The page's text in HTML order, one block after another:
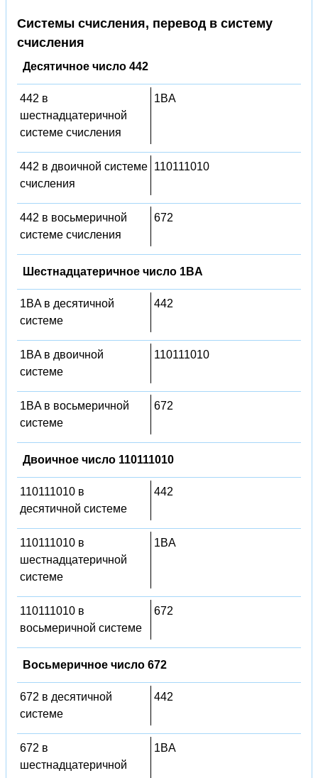
Системы счисления, перевод в систему
счисления
Десятичное число 442
442 в
шестнадцатеричной
системе счисления
1BA
442 в двоичной системе
счисления
110111010
442 в восьмеричной
системе счисления
672
Шестнадцатеричное число 1BA
1BA в десятичной
системе
442
1BA в двоичной
системе
110111010
1BA в восьмеричной
системе
672
Двоичное число 110111010
110111010 в
десятичной системе
442
110111010 в
шестнадцатеричной
системе
1BA
110111010 в
восьмеричной системе
672
Восьмеричное число 672
672 в десятичной
системе
442
672 в
шестнадцатеричной
1BA